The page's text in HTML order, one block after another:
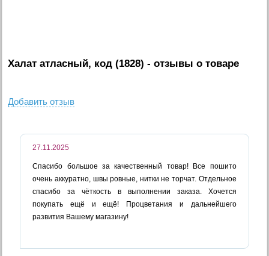
Халат атласный, код (1828) - отзывы о товаре
Добавить отзыв
27.11.2025
Спасибо большое за качественный товар! Все пошито
очень аккуратно, швы ровные, нитки не торчат. Отдельное
спасибо за чёткость в выполнении заказа. Хочется
покупать ещё и ещё! Процветания и дальнейшего
развития Вашему магазину!